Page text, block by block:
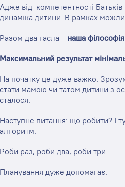
Адже від компетентності
динаміка дитини. В рамках
Разом два гасла – наша філософія:
Максимальний результат
На початку це дуже важко.
стати мамою чи татом дитини з
сталося.
Наступне питання: що робити? І
алгоритм.
Роби раз, роби два, роби три.
Планування дуже допомагає.